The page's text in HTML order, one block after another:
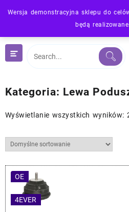
Wersja demonstracyjna sklepu do
będą realizowane.
Kategoria: Lewa
Wyświetlanie wszystkich wyników:
OE
4EVER